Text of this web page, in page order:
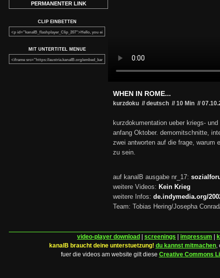
PERMANENTER LINK
CLIP EINBETTEN
MIT UNTERTITEL MENUE
WHEN IN ROME...
kurzdoku // deutsch // 10 Min //
kurzdokumentation ueber kriegs-
anfang Oktober. demomitschnitte,
zwei antworten auf die frage, warum
zu sein.
auf kanalB ausgabe nr_17:
weitere Videos: Kein Krieg
weitere Infos: de.indymedia.org/
Team: Tobias Hering/Josepha
video-player download screenings impressum
kanalB braucht deine unterstuetzung! du kannst mitmachen,
fuer die videos am website gilt diese Creative Commons